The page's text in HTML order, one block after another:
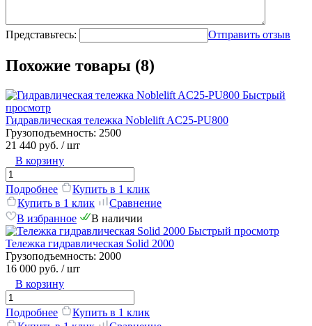
Представьтесь: Отправить отзыв
Похожие товары (8)
Быстрый
просмотр
Гидравлическая тележка Noblelift AC25-PU800
Грузоподъемность: 2500
21 440 руб. / шт
В корзину
Подробнее
Купить в 1 клик
Купить в 1 клик
Сравнение
В избранное
В наличии
Быстрый просмотр
Тележка гидравлическая Solid 2000
Грузоподъемность: 2000
16 000 руб. / шт
В корзину
Подробнее
Купить в 1 клик